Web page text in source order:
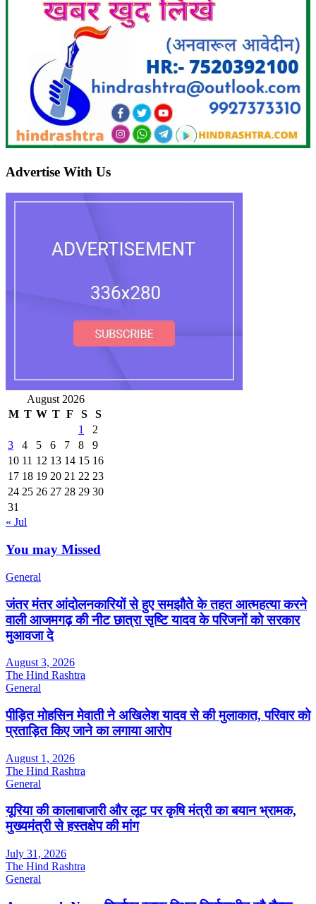
Advertise With Us
August 2026
M T W T F S
S
1
2
3
4 5 6 7 8
9
10 11 12 13 14 15 16
17 18 19 20 21 22 23
24 25 26 27 28 29 30
31
« Jul
You may Missed
General
जंतर मंतर आंदोलनकारियों से हुए समझौते के तहत आत्महत्या करने
वाली आजमगढ़ की नीट छात्रा सृष्टि यादव के परिजनों को सरकार
मुआवजा दे
August 3, 2026
The Hind Rashtra
General
पीड़ित मोहसिन मेवाती ने अखिलेश यादव से की मुलाकात, परिवार को
प्रताड़ित किए जाने का लगाया आरोप
August 1, 2026
The Hind Rashtra
General
यूरिया की कालाबाजारी और लूट पर कृषि मंत्री का बयान भ्रामक,
मुख्यमंत्री से हस्तक्षेप की मांग
July 31, 2026
The Hind Rashtra
General